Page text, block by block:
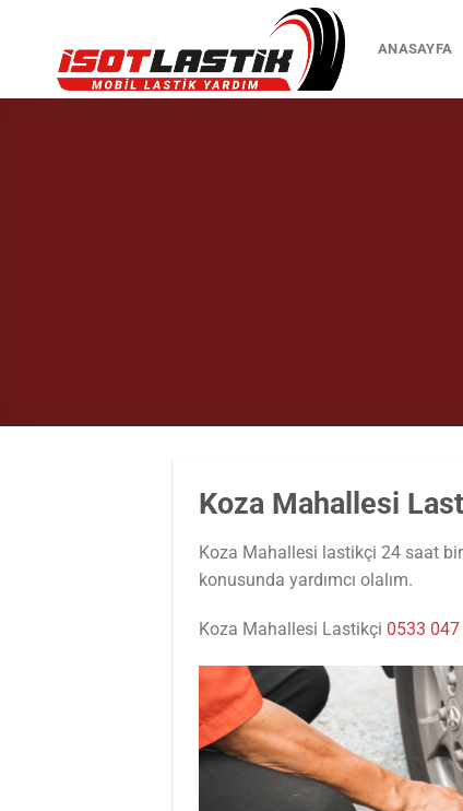
ANASAYFA
Koza Mahallesi
Koza Mahallesi lastikçi 24 saat
konusunda yardımcı olalım.
Koza Mahallesi Lastikçi 0533